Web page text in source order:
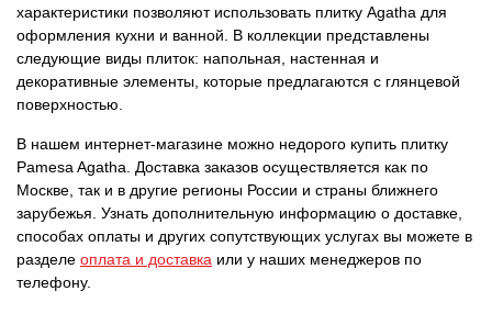
характеристики позволяют использовать плитку Agatha для
оформления кухни и ванной. В коллекции представлены
следующие виды плиток: напольная, настенная и
декоративные элементы, которые предлагаются с глянцевой
поверхностью.
В нашем интернет-магазине можно недорого купить плитку
Pamesa Agatha. Доставка заказов осуществляется как по
Москве, так и в другие регионы России и страны ближнего
зарубежья. Узнать дополнительную информацию о доставке,
способах оплаты и других сопутствующих услугах вы можете в
разделе оплата и доставка или у наших менеджеров по
телефону.